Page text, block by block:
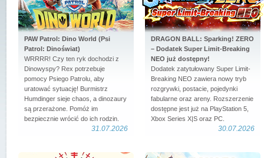
PAW Patrol: Dino World (Psi
Patrol: Dinoświat)
WRRRR! Czy ten ryk dochodzi z
Dinowyspy? Rex potrzebuje
pomocy Psiego Patrolu, aby
uratować sytuację! Burmistrz
Humdinger sieje chaos, a dinozaury
są przerażone. Pomóż im
bezpiecznie wrócić do ich rodzin.
31.07.2026
DRAGON BALL: Sparking! ZERO
– Dodatek Super Limit-Breaking
NEO już dostępny!
Dodatek zatytułowany Super Limit-
Breaking NEO zawiera nowy tryb
rozgrywki, postacie, pojedynki
fabularne oraz areny. Rozszerzenie
dostępne jest już na PlayStation 5,
Xbox Series X|S oraz PC.
30.07.2026